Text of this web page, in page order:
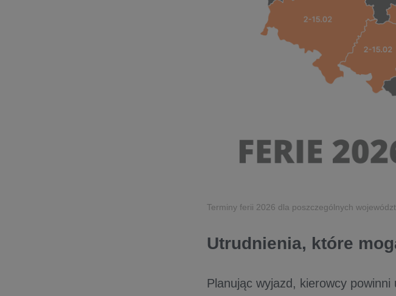
Terminy ferii 2026 dla poszczególnych
Utrudnienia, które
Planując wyjazd, kierowcy